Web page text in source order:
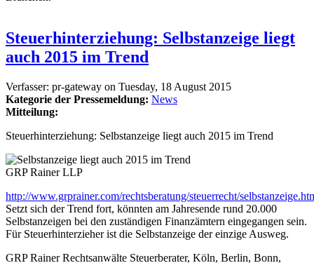
Steuerhinterziehung: Selbstanzeige liegt
auch 2015 im Trend
Verfasser: pr-gateway on Tuesday, 18 August 2015
Kategorie der Pressemeldung: News
Mitteilung:
Steuerhinterziehung: Selbstanzeige liegt auch 2015 im Trend
GRP Rainer LLP
http://www.grprainer.com/rechtsberatung/steuerrecht/
Setzt sich der Trend fort, könnten am Jahresende rund 20.000
Selbstanzeigen bei den zuständigen Finanzämtern eingegangen sein.
Für Steuerhinterzieher ist die Selbstanzeige der einzige Ausweg.
GRP Rainer Rechtsanwälte Steuerberater, Köln, Berlin, Bonn,